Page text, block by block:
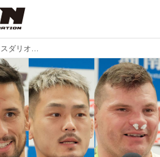
クレベル、牛久、スダリオ、ヤノス 湘南美容クリニック presents RIZIN.39 試合後インタビュー vol.1